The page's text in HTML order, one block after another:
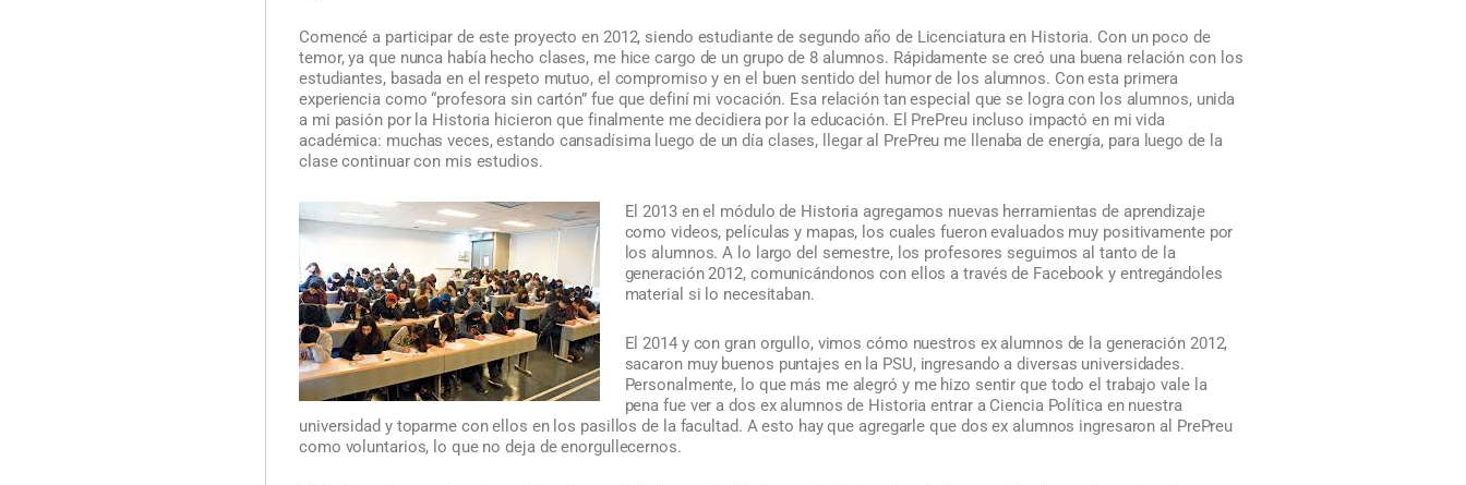
Comencé a participar de este proyecto en 2012, siendo estudiante de segundo año de Licenciatura en Historia. Con un poco de
temor, ya que nunca había hecho clases, me hice cargo de un grupo de 8 alumnos. Rápidamente se creó una buena relación con los
estudiantes, basada en el respeto mutuo, el compromiso y en el buen sentido del humor de los alumnos. Con esta primera
experiencia como “profesora sin cartón” fue que definí mi vocación. Esa relación tan especial que se logra con los alumnos, unida
a mi pasión por la Historia hicieron que finalmente me decidiera por la educación. El PrePreu incluso impactó en mi vida
académica: muchas veces, estando cansadísima luego de un día clases, llegar al PrePreu me llenaba de energía, para luego de la
clase continuar con mis estudios.
El 2013 en el módulo de Historia agregamos nuevas herramientas de aprendizaje
como videos, películas y mapas, los cuales fueron evaluados muy positivamente por
los alumnos. A lo largo del semestre, los profesores seguimos al tanto de la
generación 2012, comunicándonos con ellos a través de Facebook y entregándoles
material si lo necesitaban.
El 2014 y con gran orgullo, vimos cómo nuestros ex alumnos de la generación 2012,
sacaron muy buenos puntajes en la PSU, ingresando a diversas universidades.
Personalmente, lo que más me alegró y me hizo sentir que todo el trabajo vale la
pena fue ver a dos ex alumnos de Historia entrar a Ciencia Política en nuestra
universidad y toparme con ellos en los pasillos de la facultad. A esto hay que agregarle que dos ex alumnos ingresaron al PrePreu
como voluntarios, lo que no deja de enorgullecernos.